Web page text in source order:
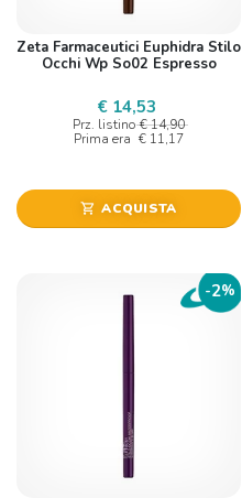
Zeta Farmaceutici Euphidra Stilo
Occhi Wp So02 Espresso
€ 14,53
Prz. listino € 14,90
Prima era € 11,17
shopping_cart ACQUISTA
-2%